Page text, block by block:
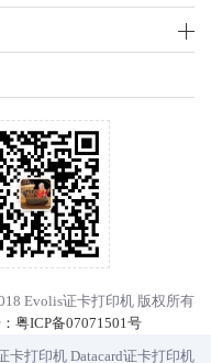
Evolis证卡打印机 版权所有
粤ICP备07071501号
卡打印机Datacard证卡打印机